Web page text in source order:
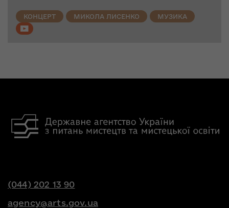
КОНЦЕРТ МИКОЛА ЛИСЕНКО МУЗИКА
(044) 202 13 90
agency@arts.gov.ua